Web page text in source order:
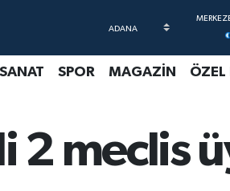
SPOR MAGAZİN ÖZEL
2 meclis